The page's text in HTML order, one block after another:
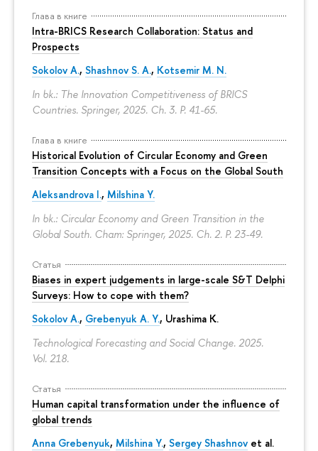
Глава в книге
Intra-BRICS Research Collaboration: Status and
Prospects
Sokolov A., Shashnov S. A., Kotsemir M. N.
In bk.: The Innovation Competitiveness of BRICS
Countries. Springer, 2025. Ch. 3. P. 41-65.
Глава в книге
Historical Evolution of Circular Economy and Green
Transition Concepts with a Focus on the Global South
Aleksandrova I., Milshina Y.
In bk.: Circular Economy and Green Transition in the
Global South. Cham: Springer, 2025. Ch. 2. P. 23-49.
Статья
Biases in expert judgements in large-scale S&T Delphi
Surveys: How to cope with them?
Sokolov A., Grebenyuk A. Y., Urashima K.
Technological Forecasting and Social Change. 2025.
Vol. 218.
Статья
Human capital transformation under the influence of
global trends
Anna Grebenyuk, Milshina Y., Sergey Shashnov et al.